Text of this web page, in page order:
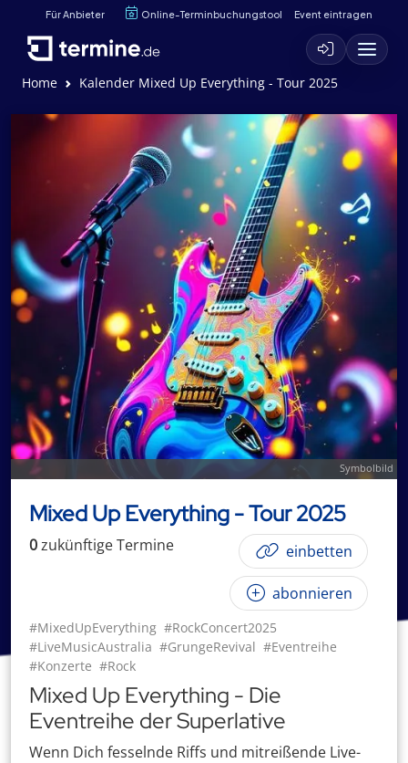
Für Anbieter Online-Terminbuchungstool Event eintragen
Home Kalender Mixed Up Everything - Tour 2025
Symbolbild
Mixed Up Everything - Tour 2025
0zukünftigeTermine einbetten
abonnieren
#MixedUpEverything #RockConcert2025
#LiveMusicAustralia #GrungeRevival #Eventreihe
#Konzerte #Rock
Mixed Up Everything - Die
Eventreihe der Superlative
Wenn Dich fesselnde Riffs und mitreißende Live-